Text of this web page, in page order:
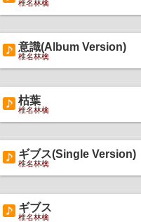
椎名林檎
意識(Album Version)
椎名林檎
枯葉
椎名林檎
ギブス(Single Version)
椎名林檎
ギブス
椎名林檎